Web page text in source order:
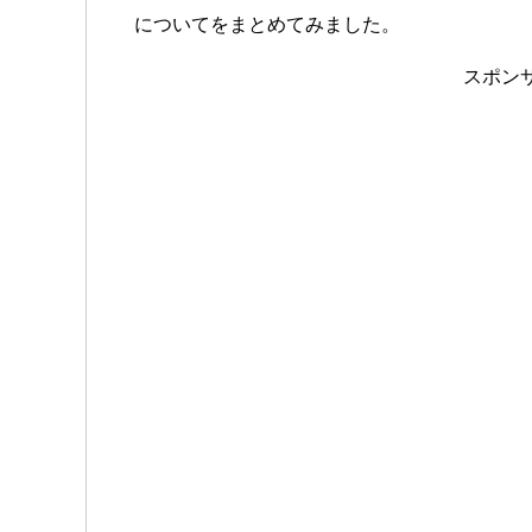
についてをまとめてみました。
スポン